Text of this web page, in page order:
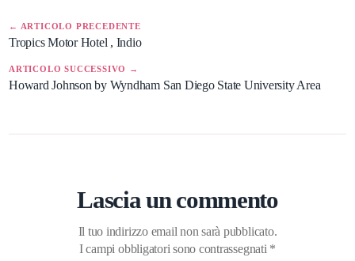
← ARTICOLO PRECEDENTE
Tropics Motor Hotel , Indio
ARTICOLO SUCCESSIVO →
Howard Johnson by Wyndham San Diego State University Area
Lascia un commento
Il tuo indirizzo email non sarà pubblicato.
I campi obbligatori sono contrassegnati *